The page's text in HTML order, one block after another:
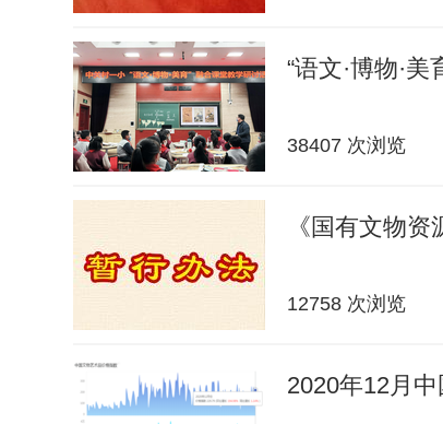
“语文·博物·
38407 次浏览
《国有文物资
12758 次浏览
2020年12月